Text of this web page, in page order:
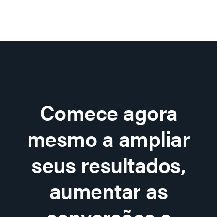
Comece agora
mesmo a ampliar
seus resultados,
aumentar as